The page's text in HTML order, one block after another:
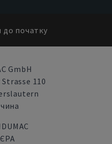
до початку
GmbH
110